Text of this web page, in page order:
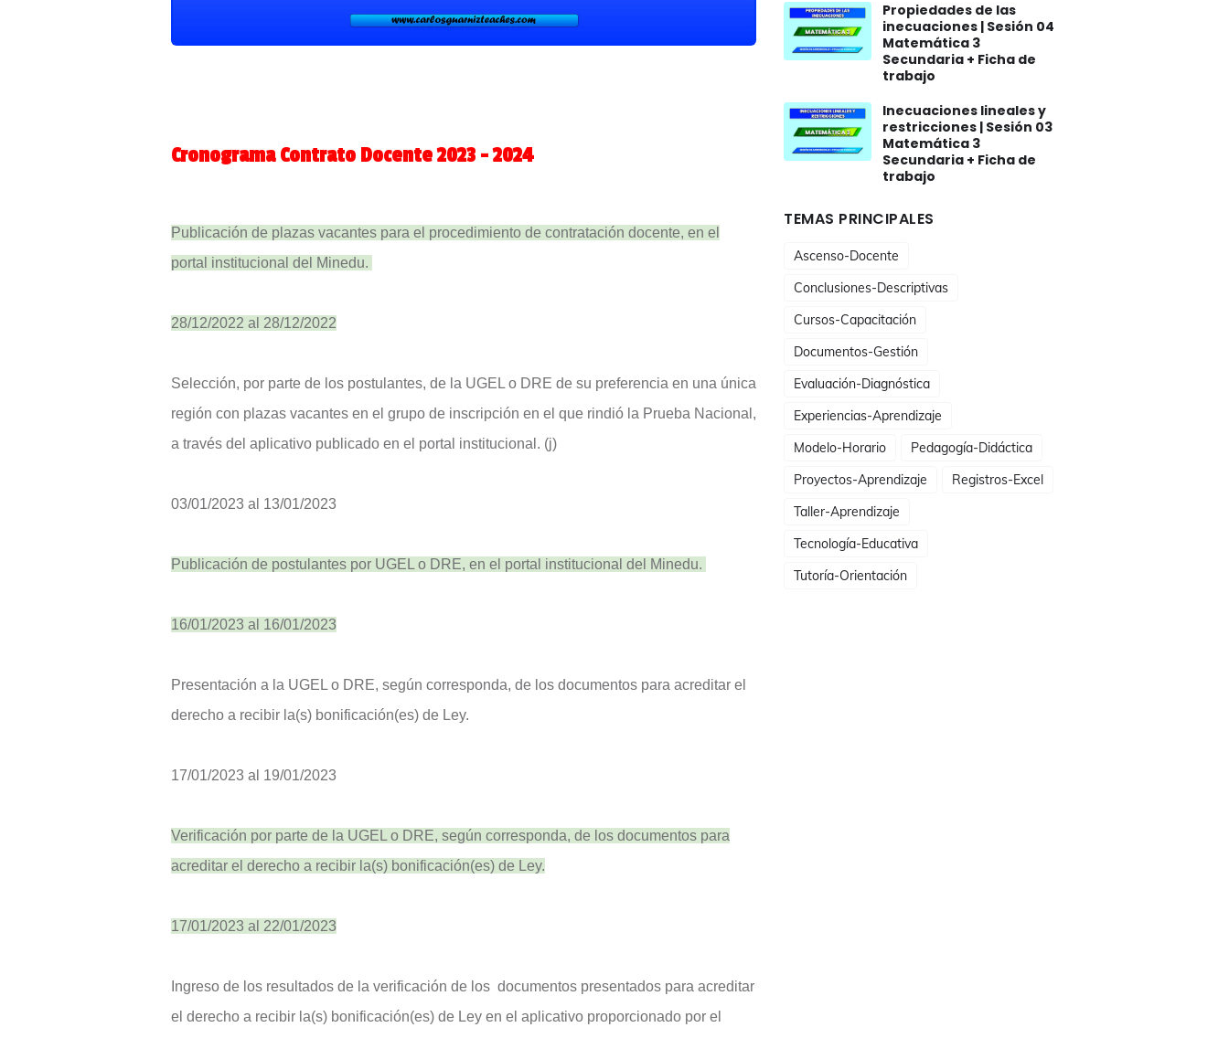
Cronograma Contrato Docente 2023 - 2024
Publicación de plazas vacantes para el procedimiento de contratación docente, en el
portal institucional del Minedu.
28/12/2022 al 28/12/2022
Selección, por parte de los postulantes, de la UGEL o DRE de su preferencia en una única
región con plazas vacantes en el grupo de inscripción en el que rindió la Prueba Nacional,
a través del aplicativo publicado en el portal institucional. (j)
03/01/2023 al 13/01/2023
Publicación de postulantes por UGEL o DRE, en el portal institucional del Minedu.
16/01/2023 al 16/01/2023
Presentación a la UGEL o DRE, según corresponda, de los documentos para acreditar el
derecho a recibir la(s) bonificación(es) de Ley.
17/01/2023 al 19/01/2023
Verificación por parte de la UGEL o DRE, según corresponda, de los documentos para
acreditar el derecho a recibir la(s) bonificación(es) de Ley.
17/01/2023 al 22/01/2023
Ingreso de los resultados de la verificación de los documentos presentados para acreditar
el derecho a recibir la(s) bonificación(es) de Ley en el aplicativo proporcionado por el
Propiedades de las
inecuaciones | Sesión 04
Matemática 3
Secundaria + Ficha de
trabajo
Inecuaciones lineales y
restricciones | Sesión 03
Matemática 3
Secundaria + Ficha de
trabajo
TEMAS PRINCIPALES
Ascenso-Docente
Conclusiones-Descriptivas
Cursos-Capacitación
Documentos-Gestión
Evaluación-Diagnóstica
Experiencias-Aprendizaje
Modelo-Horario
Pedagogía-Didáctica
Proyectos-Aprendizaje
Registros-Excel
Taller-Aprendizaje
Tecnología-Educativa
Tutoría-Orientación